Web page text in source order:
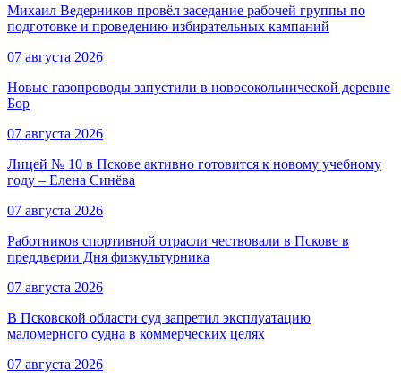
Михаил Ведерников провёл заседание рабочей группы по
подготовке и проведению избирательных кампаний
07 августа 2026
Новые газопроводы запустили в новосокольнической деревне
Бор
07 августа 2026
Лицей № 10 в Пскове активно готовится к новому учебному
году – Елена Синёва
07 августа 2026
Работников спортивной отрасли чествовали в Пскове в
преддверии Дня физкультурника
07 августа 2026
В Псковской области суд запретил эксплуатацию
маломерного судна в коммерческих целях
07 августа 2026